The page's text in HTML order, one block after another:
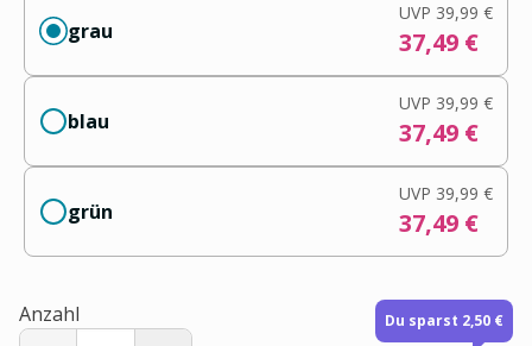
grau
UVP 39,99 €
37,49 €
blau
UVP 39,99 €
37,49 €
grün
UVP 39,99 €
37,49 €
Anzahl Du sparst 2,50 €